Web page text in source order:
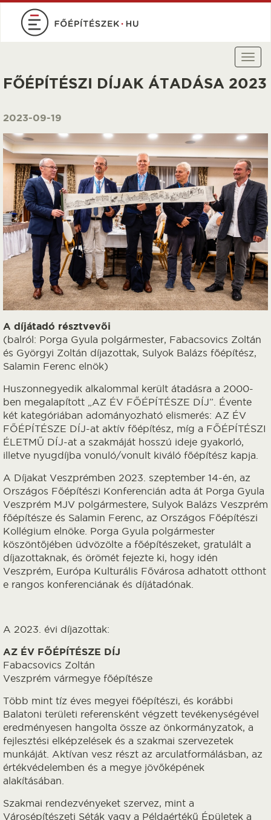
Ugrás
tartalomra
FŐÉPÍTÉSZI DÍJAK ÁTADÁSA 2023
2023-09-19
A díjátadó résztvevői
(balról: Porga Gyula polgármester, Fabacsovics Zoltán
és Györgyi Zoltán díjazottak, Sulyok Balázs főépítész,
Salamin Ferenc elnök)
Huszonnegyedik alkalommal került átadásra a 2000-
ben megalapított „AZ ÉV FŐÉPÍTÉSZE DÍJ”. Évente
két kategóriában adományozható elismerés: AZ ÉV
FŐÉPÍTÉSZE DÍJ-at aktív főépítész, míg a FŐÉPÍTÉSZI
ÉLETMŰ DÍJ-at a szakmáját hosszú ideje gyakorló,
illetve nyugdíjba vonuló/vonult kiváló főépítész kapja.
A Díjakat Veszprémben 2023. szeptember 14-én, az
Országos Főépítészi Konferencián adta át Porga Gyula
Veszprém MJV polgármestere, Sulyok Balázs Veszprém
főépítésze és Salamin Ferenc, az Országos Főépítészi
Kollégium elnöke. Porga Gyula polgármester
köszöntőjében üdvözölte a főépítészeket, gratulált a
díjazottaknak, és örömét fejezte ki, hogy idén
Veszprém, Európa Kulturális Fővárosa adhatott otthont
e rangos konferenciának és díjátadónak.
A 2023. évi díjazottak:
AZ ÉV FŐÉPÍTÉSZE DÍJ
Fabacsovics Zoltán
Veszprém vármegye főépítésze
Több mint tíz éves megyei főépítészi, és korábbi
Balatoni területi referensként végzett tevékenységével
eredményesen hangolta össze az önkormányzatok, a
fejlesztési elképzelések és a szakmai szervezetek
munkáját. Aktívan vesz részt az arculatformálásban, az
értékvédelemben és a megye jövőképének
alakításában.
Szakmai rendezvényeket szervez, mint a
Városépítészeti Séták vagy a Példaértékű Épületek a